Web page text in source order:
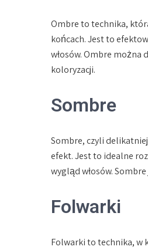
Ombre to technika,
końcach. Jest to
włosów. Ombre można
koloryzacji.
Sombre
Sombre, czyli
efekt. Jest to idealne
wygląd włosów.
Folwarki
Folwarki to technika, w